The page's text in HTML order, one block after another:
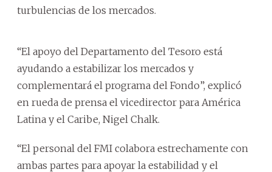
turbulencias de los mercados.
“El apoyo del Departamento del Tesoro está
ayudando a estabilizar los mercados y
complementará el programa del Fondo”, explicó
en rueda de prensa el vicedirector para América
Latina y el Caribe, Nigel Chalk.
“El personal del FMI colabora estrechamente con
ambas partes para apoyar la estabilidad y el